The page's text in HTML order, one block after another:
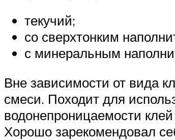
текучий;
со сверхтонким
с минеральным
Вне зависимости от вида
смеси. Походит для
водонепроницаемости
Хорошо зарекомендовал